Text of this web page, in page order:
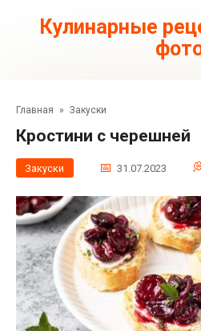
контентуКулинарные
Главная » Закуски
Кростини с черешней
Закуски 31.07.2023